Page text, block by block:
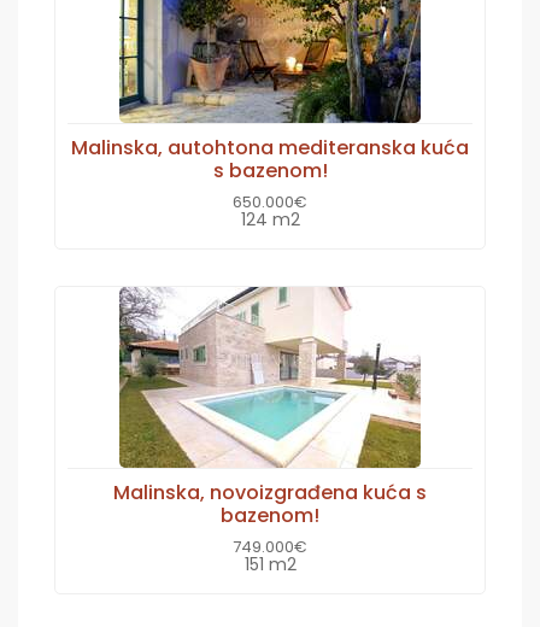
Malinska, autohtona mediteranska kuća
s bazenom!
650.000€
124 m2
Malinska, novoizgrađena kuća s
bazenom!
749.000€
151 m2